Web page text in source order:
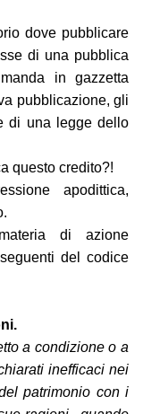
dove pubblicare
di una pubblica
in gazzetta
pubblicazione, gli
di una legge dello
questo credito?!
apodittica,
di azione
del codice
a condizione o a
inefficaci nei
patrimonio con i